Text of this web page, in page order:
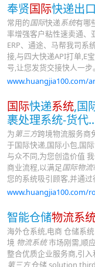
奉贤国际快递出
常用的国际快递系统有哪
率增强客户粘性速卖通、
ERP、通途、马帮我司系
接,与四大快递API打单,E
号,让您发货交接快人一步
www.huangjia100.com/
国际快递系统,国
裹处理系统-货代
为第三方跨境物流服务商
于国际快递,国际小包,国
与众不同,为您创造价值
商业流程,以满足国际物流
您的系统吸引顾客,并通过
www.huangjia100.com/
智能仓储物流系
海外仓系统,电商 仓储系
境 物流系统市场刚需,顺
整合优质企业服务商,引
第三方仓储 solution